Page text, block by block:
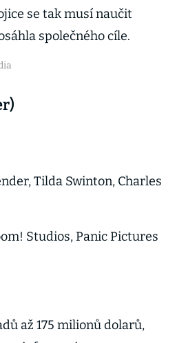
se tak musí naučit
společného cíle.
Tilda Swinton, Charles
Studios, Panic Pictures
až 175 milionů dolarů,